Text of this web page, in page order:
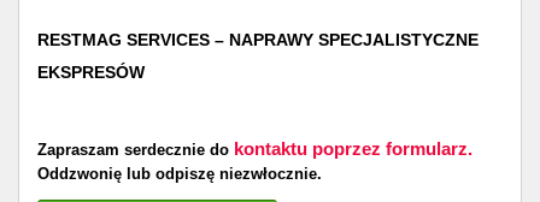
RESTMAG SERVICES – NAPRAWY SPECJALISTYCZNE
EKSPRESÓW
Zapraszam serdecznie do kontaktu poprzez formularz.
Oddzwonię lub odpiszę niezwłocznie.